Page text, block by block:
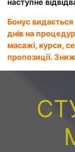
Бонус видається
днів на
масажі, курси,
пропозиції.